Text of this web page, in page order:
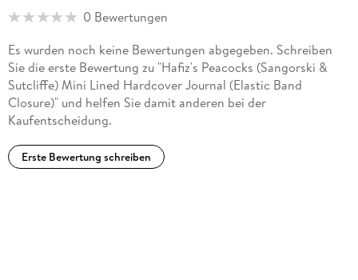
0 Bewertungen
Es wurden noch keine Bewertungen abgegeben. Schreiben
Sie die erste Bewertung zu "Hafiz's Peacocks (Sangorski &
Sutcliffe) Mini Lined Hardcover Journal (Elastic Band
Closure)" und helfen Sie damit anderen bei der
Kaufentscheidung.
Erste Bewertung schreiben